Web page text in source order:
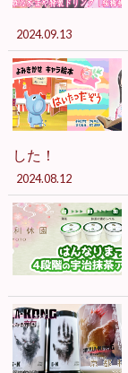
2024.09.13
した！
2024.08.12